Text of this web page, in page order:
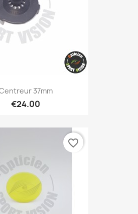
37mm
€24.00
favorite_border